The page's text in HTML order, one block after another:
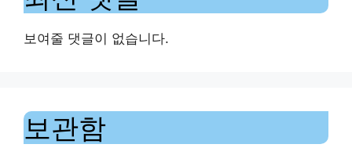
보여줄 댓글이 없습니다.
보관함